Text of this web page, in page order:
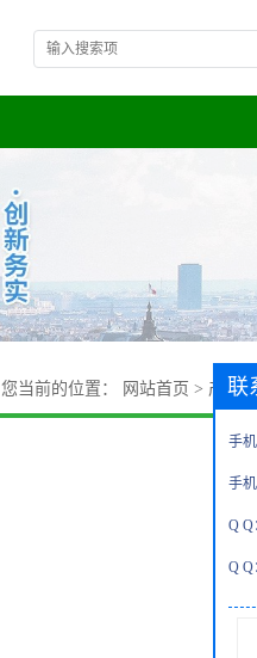
您当前的位置： 网站首页 > 产品
联
手机
手机
Q Q
Q Q